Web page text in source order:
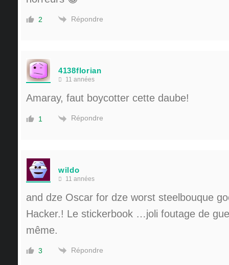
2 Répondre
4138florian
11 années
Amaray, faut boycotter cette daube!
1 Répondre
wildo
11 années
and dze Oscar for dze worst steelbouque
Hacker.! Le stickerbook …joli foutage de
même.
3 Répondre